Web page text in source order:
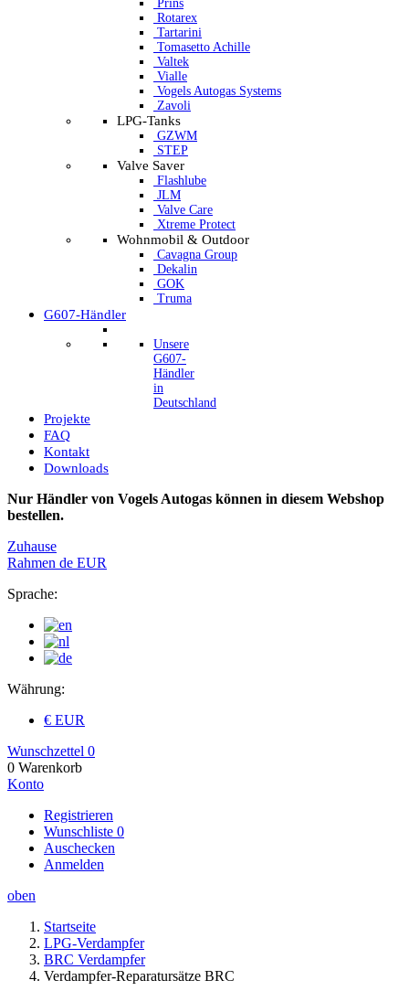
Prins
Rotarex
Tartarini
Tomasetto Achille
Valtek
Vialle
Vogels Autogas Systems
Zavoli
LPG-Tanks
GZWM
STEP
Valve Saver
Flashlube
JLM
Valve Care
Xtreme Protect
Wohnmobil & Outdoor
Cavagna Group
Dekalin
GOK
Truma
G607-Händler
Unsere
G607-
Händler
in
Deutschland
Projekte
FAQ
Kontakt
Downloads
Nur Händler von Vogels Autogas können in diesem Webshop
bestellen.
Zuhause
Rahmen de EUR
Sprache:
Währung:
€ EUR
Wunschzettel 0
0 Warenkorb
Konto
Registrieren
Wunschliste 0
Auschecken
Anmelden
oben
Startseite
LPG-Verdampfer
BRC Verdampfer
Verdampfer-Reparatursätze BRC